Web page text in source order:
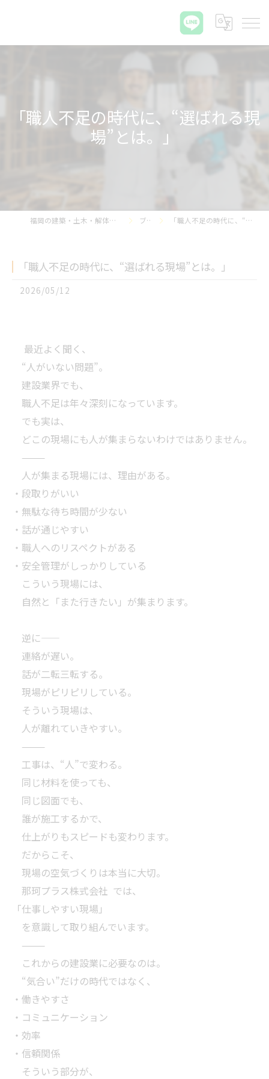
「職人不足の時代に、“選ばれる現
場”とは。」
福岡の建築・土木・解体なら那珂プラス株式会社 ブログ 「職人不足の時代に、“選ばれる現場”とは。」
「職人不足の時代に、“選ばれる現場”とは。」
2026/05/12
最近よく聞く、
“人がいない問題”。
建設業界でも、
職人不足は年々深刻になっています。
でも実は、
どこの現場にも人が集まらないわけではありません。
⸻
人が集まる現場には、理由がある。
・段取りがいい
・無駄な待ち時間が少ない
・話が通じやすい
・職人へのリスペクトがある
・安全管理がしっかりしている
こういう現場には、
自然と「また行きたい」が集まります。
逆に――
連絡が遅い。
話が二転三転する。
現場がピリピリしている。
そういう現場は、
人が離れていきやすい。
⸻
工事は、“人”で変わる。
同じ材料を使っても、
同じ図面でも、
誰が施工するかで、
仕上がりもスピードも変わります。
だからこそ、
現場の空気づくりは本当に大切。
那珂プラス株式会社 では、
「仕事しやすい現場」
を意識して取り組んでいます。
⸻
これからの建設業に必要なのは。
“気合い”だけの時代ではなく、
・働きやすさ
・コミュニケーション
・効率
・信頼関係
そういう部分が、